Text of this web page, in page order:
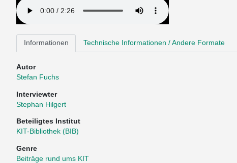
Informationen Technische Informationen / Andere Formate
Autor
Stefan Fuchs
Interviewter
Stephan Hilgert
Beteiligtes Institut
KIT-Bibliothek (BIB)
Genre
Beiträge rund ums KIT